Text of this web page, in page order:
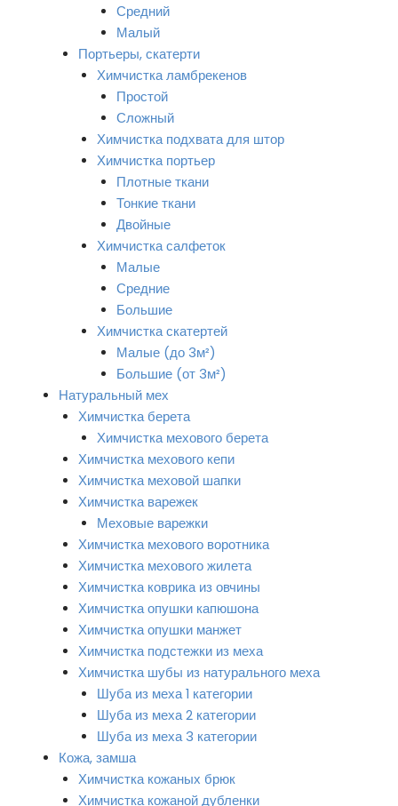
Средний
Малый
Портьеры, скатерти
Химчистка ламбрекенов
Простой
Сложный
Химчистка подхвата для штор
Химчистка портьер
Плотные ткани
Тонкие ткани
Двойные
Химчистка салфеток
Малые
Средние
Большие
Химчистка скатертей
Малые (до 3м²)
Большие (от 3м²)
Натуральный мех
Химчистка берета
Химчистка мехового берета
Химчистка мехового кепи
Химчистка меховой шапки
Химчистка варежек
Меховые варежки
Химчистка мехового воротника
Химчистка мехового жилета
Химчистка коврика из овчины
Химчистка опушки капюшона
Химчистка опушки манжет
Химчистка подстежки из меха
Химчистка шубы из натурального меха
Шуба из меха 1 категории
Шуба из меха 2 категории
Шуба из меха 3 категории
Кожа, замша
Химчистка кожаных брюк
Химчистка кожаной дубленки